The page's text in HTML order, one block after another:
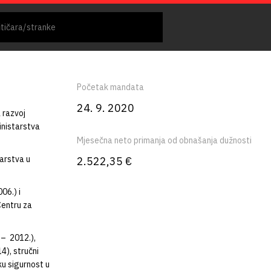
razvoj
u
i
za
2012.),
stručni
sigurnost u
Početak mandata
24. 9. 2020
Mjesečna neto primanja od obnašanja dužnosti
2.522,35 €